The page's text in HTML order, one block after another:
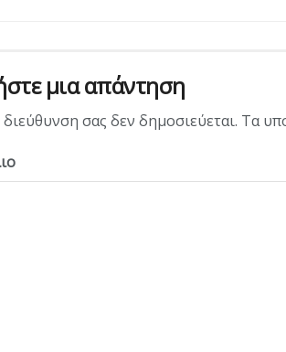
μια απάντηση
σας δεν δημοσιεύεται. Τα